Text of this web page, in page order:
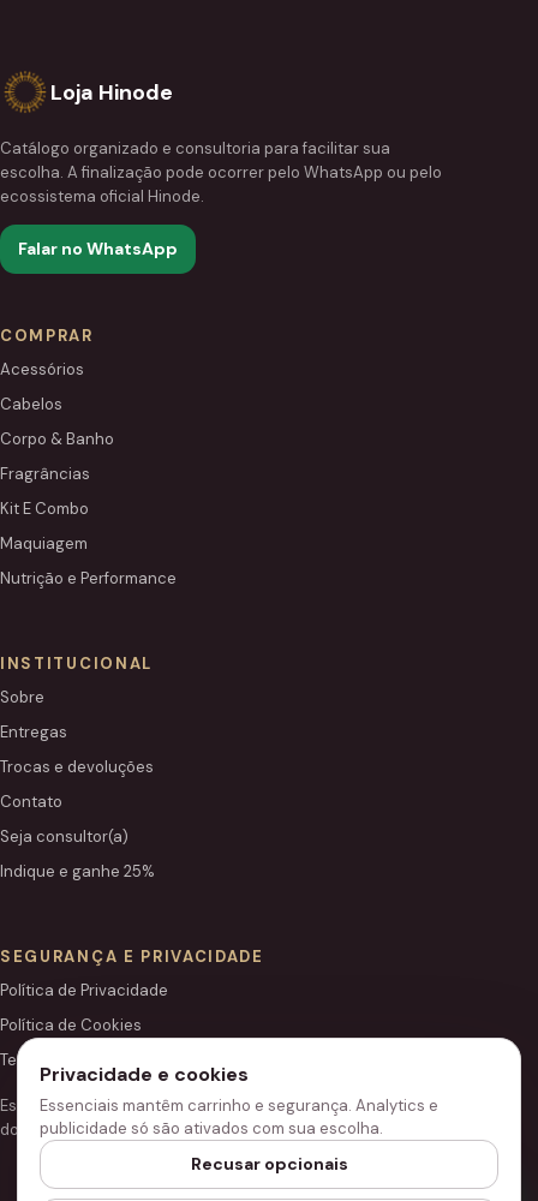
Loja Hinode
Catálogo organizado e consultoria para facilitar sua
escolha. A finalização pode ocorrer pelo WhatsApp ou pelo
ecossistema oficial Hinode.
Falar no WhatsApp
COMPRAR
Acessórios
Cabelos
Corpo & Banho
Fragrâncias
Kit E Combo
Maquiagem
Nutrição e Performance
INSTITUCIONAL
Sobre
Entregas
Trocas e devoluções
Contato
Seja consultor(a)
Indique e ganhe 25%
SEGURANÇA E PRIVACIDADE
Política de Privacidade
Política de Cookies
Termos de Uso
Este site é independente e não é o portal institucional oficial
do Grupo Hinode.
Privacidade e cookies
Essenciais mantêm carrinho e segurança. Analytics e
publicidade só são ativados com sua escolha.
Recusar opcionais